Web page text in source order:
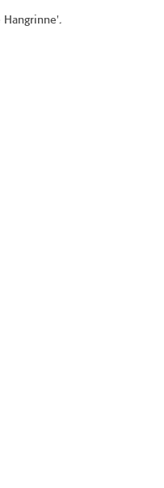
Hangrinne'.